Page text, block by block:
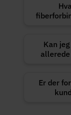
Kan
Er der